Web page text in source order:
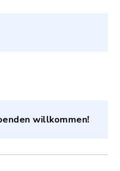
willkommen!